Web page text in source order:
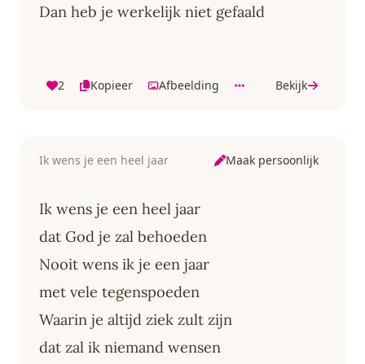
Dan heb je werkelijk niet gefaald
2 Kopieer Afbeelding Bekijk
Ik wens je een heel jaar Maak persoonlijk
Ik wens je een heel jaar
dat God je zal behoeden
Nooit wens ik je een jaar
met vele tegenspoeden
Waarin je altijd ziek zult zijn
dat zal ik niemand wensen